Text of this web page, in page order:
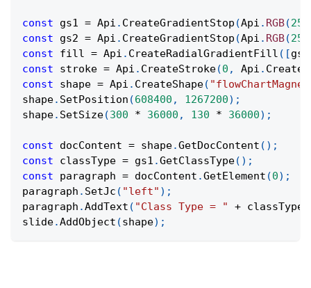
const gs1 = Api . CreateGradientStop (Api . RGB(255
const gs2 = Api . CreateGradientStop (Api . RGB(255
const fill = Api . CreateRadialGradientFill ( [gs1
const stroke = Api . CreateStroke(0 , Api .
const shape = Api . CreateShape(
shape. SetPosition (608400 , 1267200) ;
shape. SetSize(300 * 36000 , 130 * 36000) ;
const docContent = shape.GetDocContent ( ) ;
const classType = gs1 .GetClassType( ) ;
const paragraph = docContent .GetElement (0) ;
paragraph . SetJc ( "left" ) ;
paragraph .AddText ( "Class Type = " + classType
slide.AddObject (shape) ;